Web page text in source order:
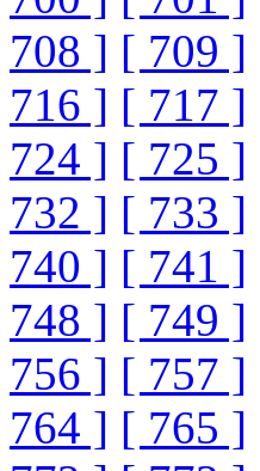
708 ] [ 709 ]
716 ] [ 717 ]
724 ] [ 725 ]
732 ] [ 733 ]
740 ] [ 741 ]
748 ] [ 749 ]
756 ] [ 757 ]
764 ] [ 765 ]